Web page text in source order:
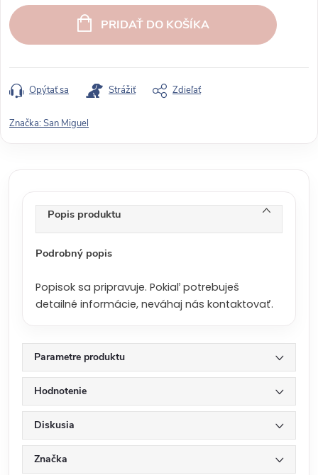
e
d
o
t
o
PRIDAŤ DO KOŠÍKA
Opýtať sa Strážiť Zdieľať
Značka:San Miguel
Popis produktu
Podrobný popis
Popisok sa pripravuje. Pokiaľ potrebuješ
detailné informácie, neváhaj nás kontaktovať.
Parametre produktu
Hodnotenie
Diskusia
Značka